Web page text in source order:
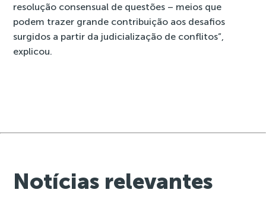
resolução consensual de questões – meios que
podem trazer grande contribuição aos desafios
surgidos a partir da judicialização de conflitos”,
explicou.
Notícias relevantes